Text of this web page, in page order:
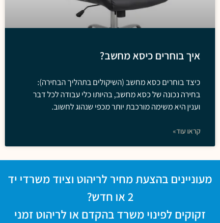
איך בוחרים כיסא מחשב?
כיצד בוחרים כסא מחשב (השיקולים בתהליך הבחירה):
בחירה נכונה של כסא מחשב, בהיותו כלי עבודה לכל דבר
וענין היא משימה מורכבת יותר מכפי שנהוג לחשוב.
קראו עוד»
מעוניינים בהצעת מחיר לריהוט וציוד משרדי יד
2 או חדש?
זקוקים לפינוי משרד בהקדם או לריהוט זמני